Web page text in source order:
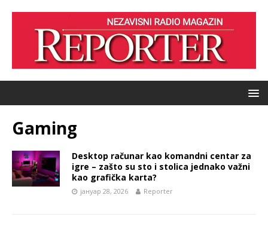
Gaming
Desktop računar kao komandni centar za
igre – zašto su sto i stolica jednako važni
kao grafička karta?
јануар 28, 2026 Reporter